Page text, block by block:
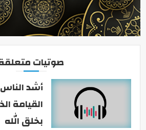
صوتيات
أشد
القيامة
بخلق الله